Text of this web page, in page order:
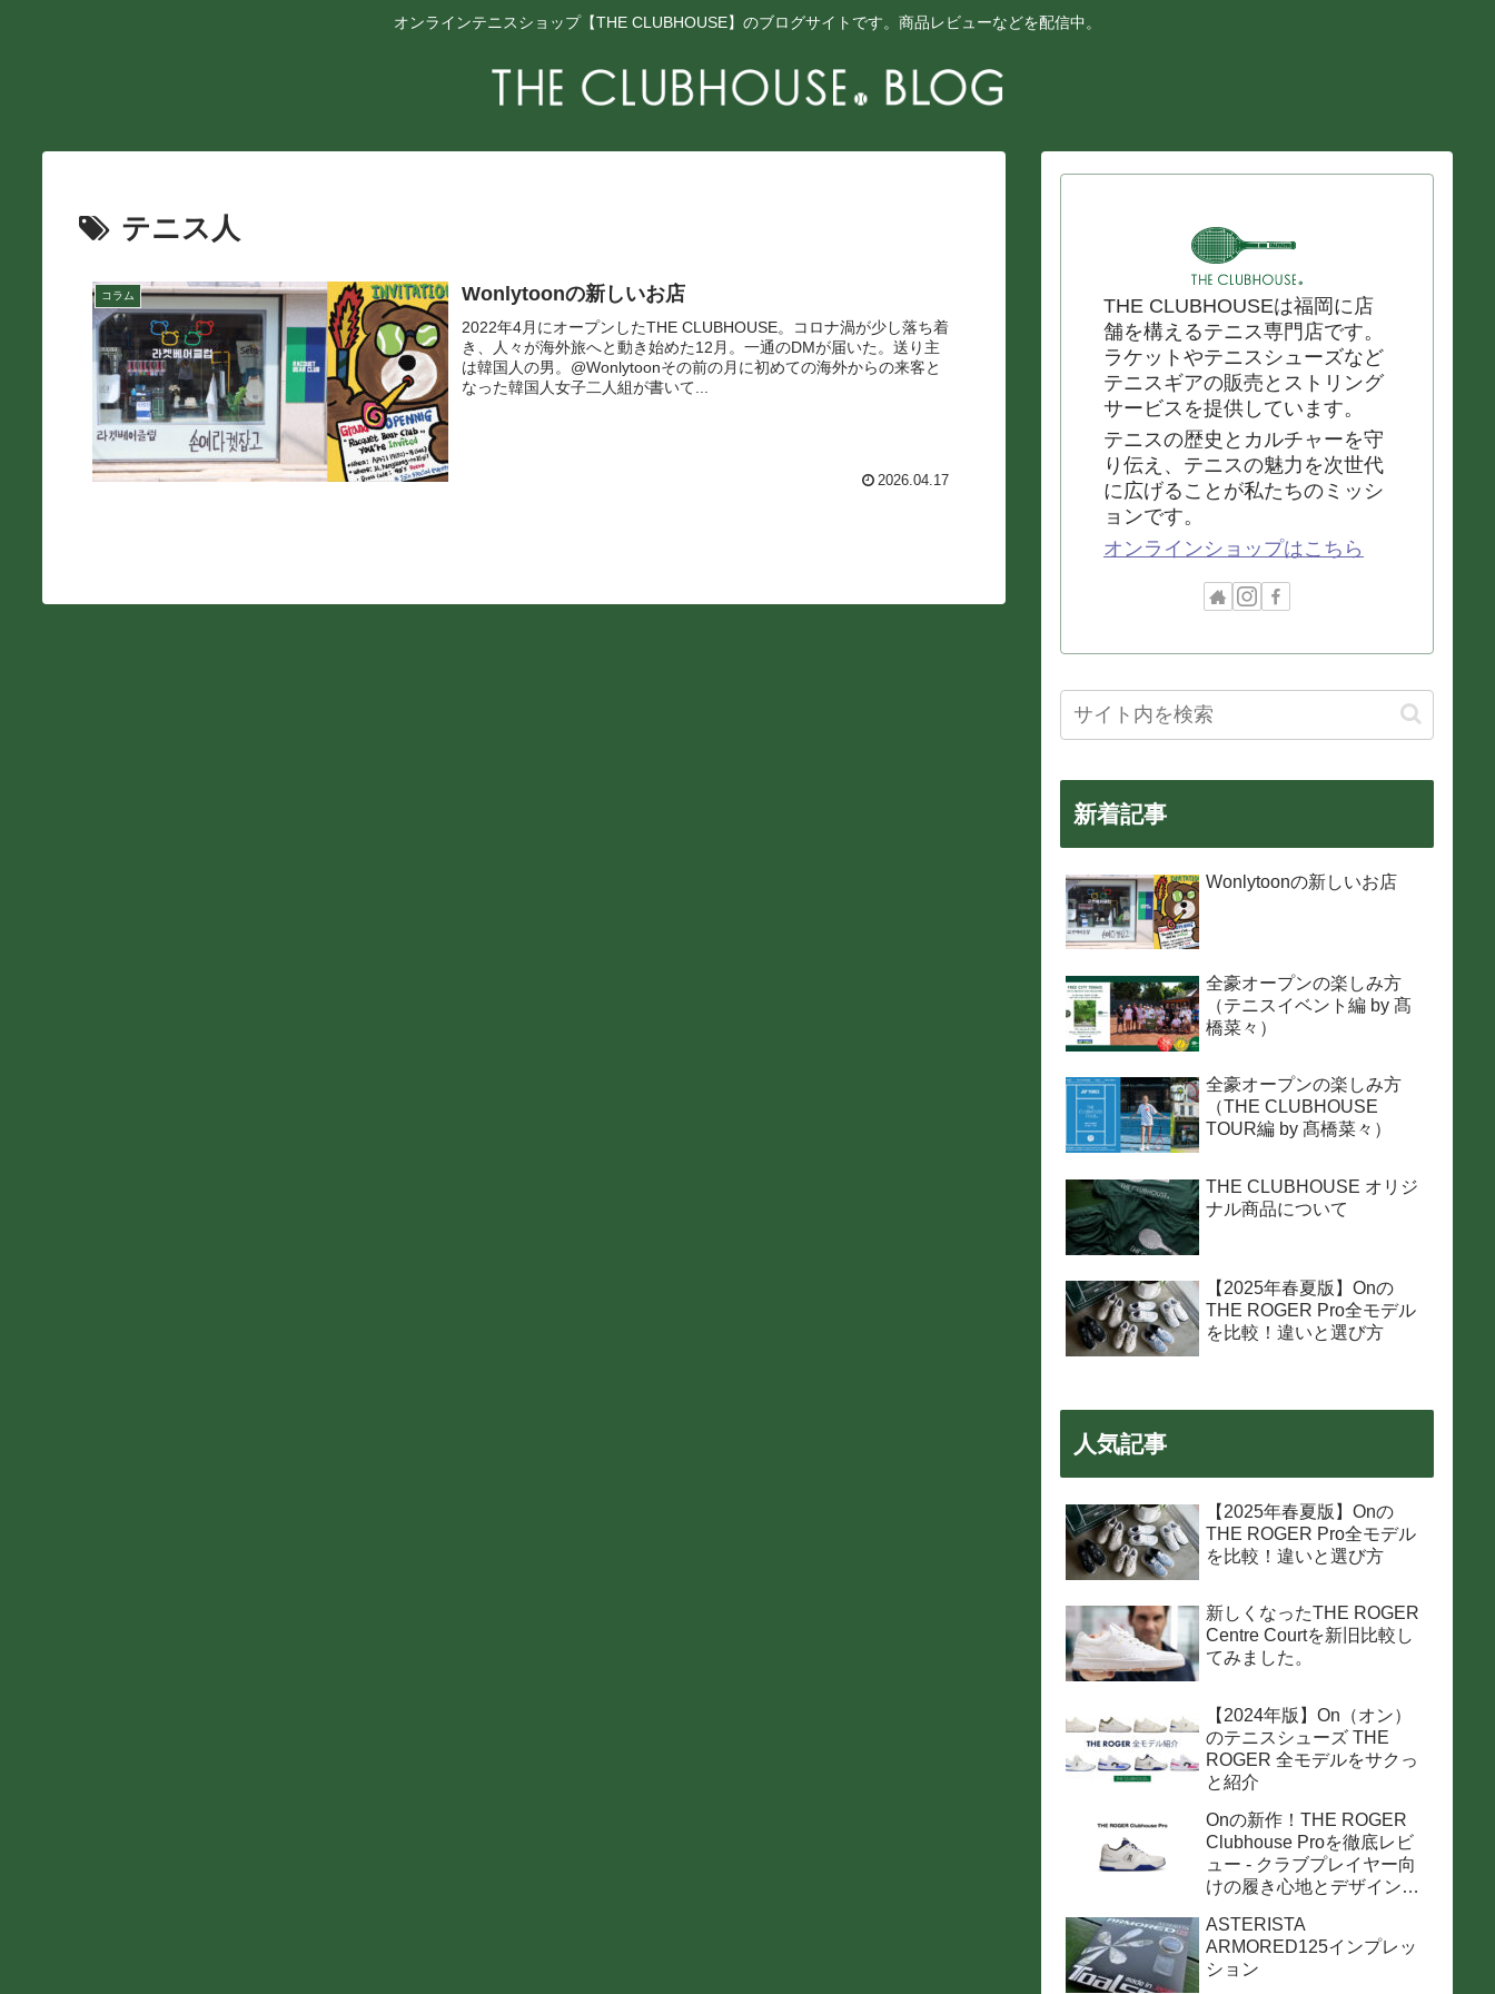
オンラインテニスショップ【THE CLUBHOUSE】のブログサイトです。商品レビューなどを配信中。
テニス人
コラム Wonlytoonの新しいお店
2022年4月にオープンしたTHE CLUBHOUSE。コロナ渦が少し落ち着
き、人々が海外旅へと動き始めた12月。一通のDMが届いた。送り主
は韓国人の男。@Wonlytoonその前の月に初めての海外からの来客と
なった韓国人女子二人組が書いて...
2026.04.17
THE CLUBHOUSEは福岡に店
舗を構えるテニス専門店です。
ラケットやテニスシューズなど
テニスギアの販売とストリング
サービスを提供しています。
テニスの歴史とカルチャーを守
り伝え、テニスの魅力を次世代
に広げることが私たちのミッシ
ョンです。
オンラインショップはこちら
新着記事
Wonlytoonの新しいお店
全豪オープンの楽しみ方
（テニスイベント編 by 髙
橋菜々）
全豪オープンの楽しみ方
（THE CLUBHOUSE
TOUR編 by 髙橋菜々）
THE CLUBHOUSE オリジ
ナル商品について
【2025年春夏版】Onの
THE ROGER Pro全モデル
を比較！違いと選び方
人気記事
【2025年春夏版】Onの
THE ROGER Pro全モデル
を比較！違いと選び方
新しくなったTHE ROGER
Centre Courtを新旧比較し
てみました。
【2024年版】On（オン）
のテニスシューズ THE
ROGER 全モデルをサクっ
と紹介
Onの新作！THE ROGER
Clubhouse Proを徹底レビ
ュー - クラブプレイヤー向
けの履き心地とデザインの
ASTERISTA
ARMORED125インプレッ
ション